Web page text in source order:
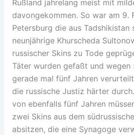
Rußland jahrelang meist mit
davongekommen. So war am 9.
Petersburg die aus Tadshikistan
neunjährige Khurscheda
russischer Skins zu Tode
Täter wurden gefaßt und wegen
gerade mal fünf Jahren
die russische Justiz härter
von ebenfalls fünf Jahren
zwei Skins aus dem
absitzen, die eine Synagoge